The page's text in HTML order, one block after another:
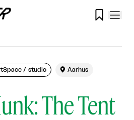

The Tent
/ studio  Aarhus